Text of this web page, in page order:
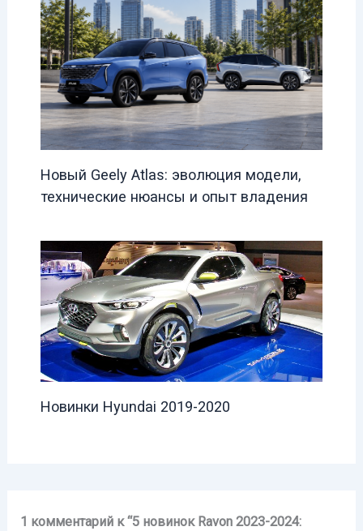
Новый Geely Atlas: эволюция модели,
технические нюансы и опыт владения
Новинки Hyundai 2019-2020
1 комментарий к “5 новинок Ravon 2023-2024: